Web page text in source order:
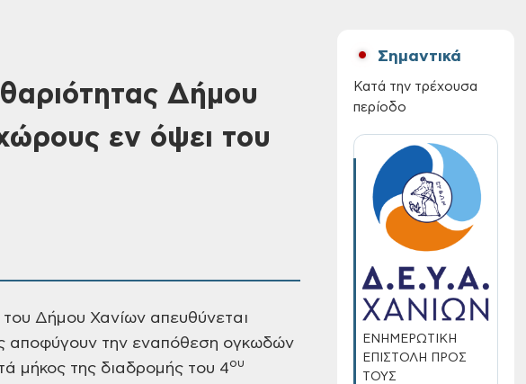
Δήμου
εν όψει του
Δήμου Χανίων απευθύνεται
αποφύγουν την εναπόθεση ογκωδών
μήκος της διαδρομής του 4ου
Σημαντικά
Κατά την τρέχουσα
περίοδο
ΕΝΗΜΕΡΩΤΙΚΗ
ΕΠΙΣΤΟΛΗ ΠΡΟΣ
ΤΟΥΣ